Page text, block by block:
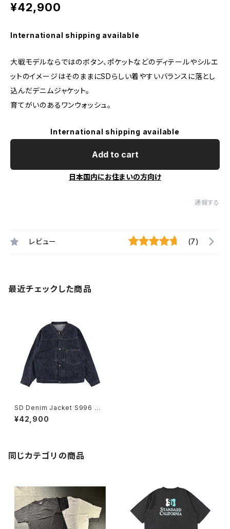
¥42,900
International shipping available
大戦モデルならではのボタン、ポケットなどのディテールやシルエ
ットのイメージはそのままにSDらしい着やすいバランスに落とし
込んだデニムジャケット。
育てがいのあるワンウォッシュ。
International shipping available
Add to cart
日本国内にお住まいの方向け
通報する
レビュー (7)
最近チェックした商品
SD Denim Jacket S996 W
W II OW
¥42,900
同じカテゴリの商品